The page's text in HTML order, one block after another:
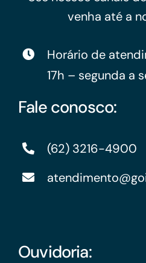
venha até a
Horário de
17h – segunda a
Fale conosco:
(62) 3216-4900
Ouvidoria: